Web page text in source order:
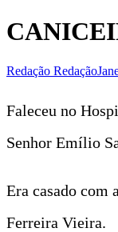
Redação Redação
Faleceu no
Senhor Emílio
Era casado com
Ferreira Vieira.